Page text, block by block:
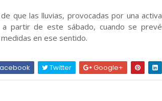
que las lluvias, provocadas por una activa
a partir de este sábado, cuando se prevé
en ese sentido.
Twitter Google+